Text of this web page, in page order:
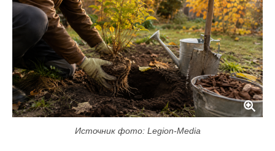
Источник фото: Legion-Media